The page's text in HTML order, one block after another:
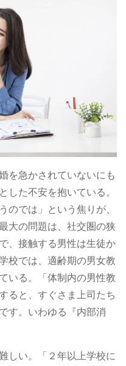
を急かされていないにも
た不安を抱いている。
のでは」という焦りが、
大の問題は、社交圏の狭
、接触する男性は生徒か
校では、適齢期の男女教
いる。「体制内の男性教
ると、すぐさま上司たち
す。いわゆる『内部消
しい。「２年以上学校に